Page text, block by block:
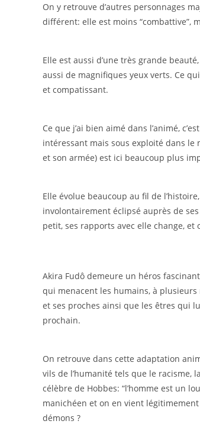
On y retrouve d’autres personnages
différent: elle est moins “combattive”,
Elle est aussi d’une très grande
aussi de magnifiques yeux verts. Ce
et compatissant.
Ce que j’ai bien aimé dans l’animé,
intéressant mais sous exploité dans
et son armée) est ici beaucoup plus
Elle évolue beaucoup au fil de
involontairement éclipsé auprès de
petit, ses rapports avec elle change,
Akira Fudô demeure un héros
qui menacent les humains, à
et ses proches ainsi que les êtres qui
prochain.
On retrouve dans cette adaptation
vils de l’humanité tels que le racisme,
célèbre de Hobbes: “l’homme est un
manichéen et on en vient
démons ?